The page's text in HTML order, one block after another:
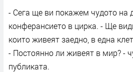
- Сега ще ви покажем чудото на
конферансието в цирка. - Ще
които живеят заедно, в една
- Постоянно ли живеят в мир? -
публиката.